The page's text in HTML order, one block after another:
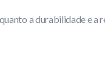
a durabilidade e a